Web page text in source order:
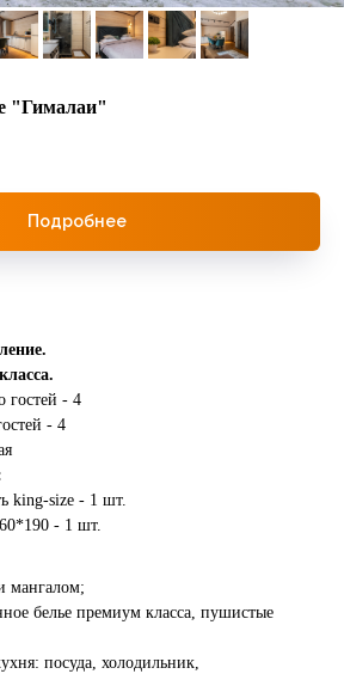
"Гималаи"
Подробнее
гoстей - 4
- 4
king-sizе - 1 шт.
- 1 шт.
мангалом;
белье премиум класса, пушистые
посуда, холодильник,